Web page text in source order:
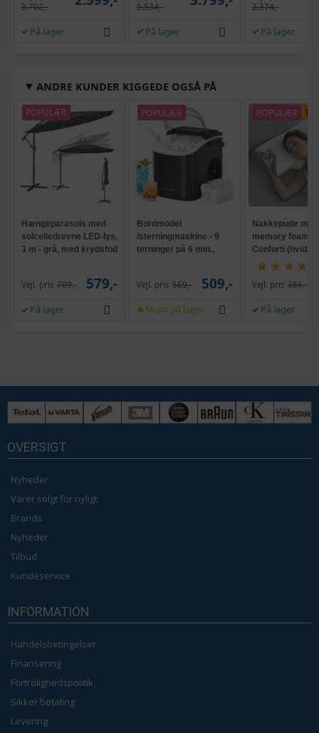
3.702,-
På lager
5.534,-
På lager
2.374,-
På lager
ANDRE KUNDER KIGGEDE OGSÅ PÅ
POPULÆR
Hængeparasols med
solcelledrevne LED-lys,
3 m - grå, med krydsfod
Vejl. pris 709,- 579,-
På lager
POPULÆR
Bordmodel
isterningmaskine - 9
terninger på 6 min.,
Vejl. pris 569,- 509,-
Snart på lager
POPULÆR
Nakkepude med
memory foam -
Conforti (hvid/
Vejl. pris 386,-
På lager
OVERSIGT
Nyheder
Varer solgt for nyligt
Brands
Nyheder
Tilbud
Kundeservice
INFORMATION
Handelsbetingelser
Finansering
Fortrolighedspolitik
Sikker betaling
Levering